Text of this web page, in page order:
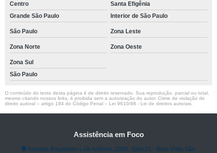
Centro
Santa Efigênia
Grande São Paulo
Interior de São Paulo
São Paulo Zona Leste
Zona Norte Zona Oeste
Zona Sul
São Paulo
O conteúdo do texto desta página é de direito reservado. Sua reprodução, parcial ou total,
mesmo citando nossos links, é proibida sem a autorização do autor. Crime de violação de
direito autoral – artigo 184 do Código Penal – Lei 9610/98 - Lei de direitos autorais
Assistência em Foco
Avenida Brigadeiro Luís Antônio, 2050, Sala 31 - Bela Vista São